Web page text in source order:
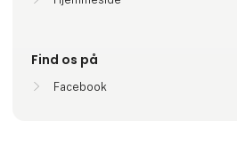
Find os på
Facebook